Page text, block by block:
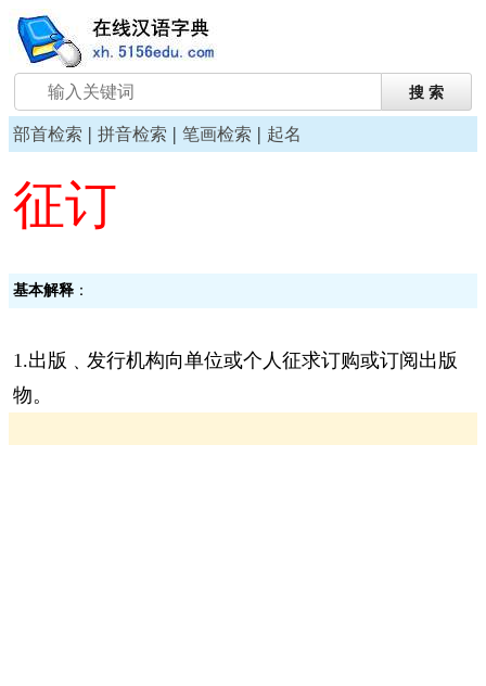
部首检索 | 拼音检索 | 笔画检索 | 起名
征订
基本解释 ：
1.出版﹑发行机构向单位或个人征求订购或订阅出版
物。